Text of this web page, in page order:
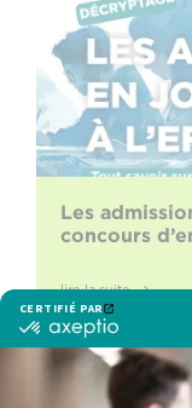
Les
concours
lire la suite